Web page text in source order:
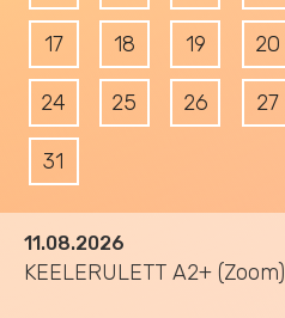
17 18 19 20
24 25 26 27
31
11.08.2026
KEELERULETT A2+ (Zoom)